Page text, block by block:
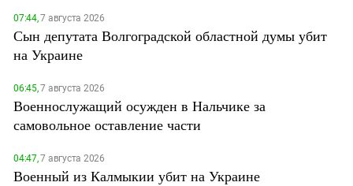
07:44,7 августа 2026
Сын депутата Волгоградской областной думы убит
на Украине
06:45,7 августа 2026
Военнослужащий осужден в Нальчике за
самовольное оставление части
04:47,7 августа 2026
Военный из Калмыкии убит на Украине